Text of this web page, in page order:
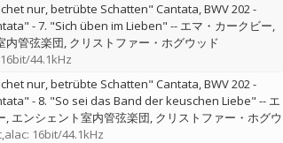
nur, betrübte Schatten" Cantata, BWV 202 -
- 7. "Sich üben im Lieben" -- エマ・カークビー
内管弦楽団 クリストファー・ホグウッド
44.1kHz
nur, betrübte Schatten" Cantata, BWV 202 -
- 8. "So sei das Band der keuschen Liebe" -- エ
エンシェント室内管弦楽団 クリストファー・ホグウ
16bit/44.1kHz